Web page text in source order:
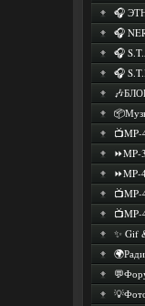
🎧
🎧
🎧
🎧
✨ Gif